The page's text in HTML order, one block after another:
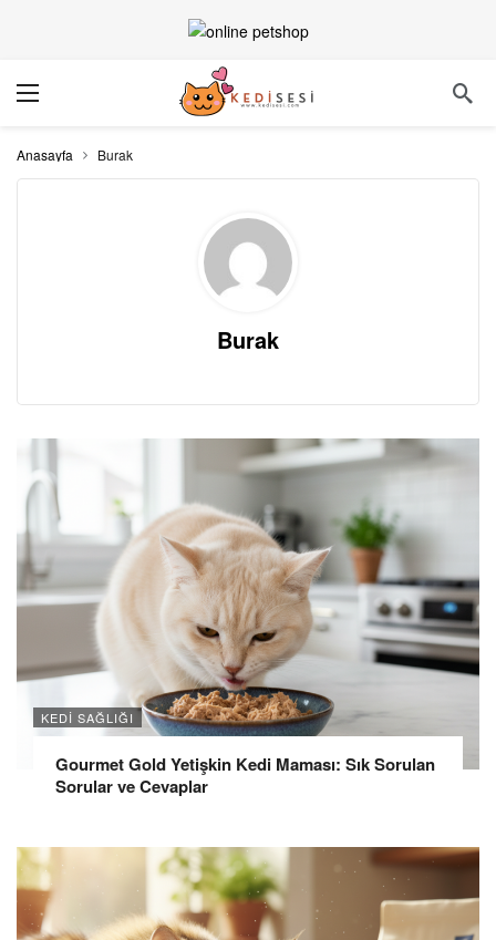
Anasayfa Burak
Burak
KEDI SAĞLIĞI
Gourmet Gold Yetişkin Kedi Maması: Sık Sorulan
Sorular ve Cevaplar